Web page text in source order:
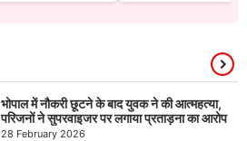
भोपाल में नौकरी छूटने के बाद युवक ने की आत्महत्या,
परिजनों ने सुपरवाइजर पर लगाया प्रताड़ना का आरोप
28 February 2026